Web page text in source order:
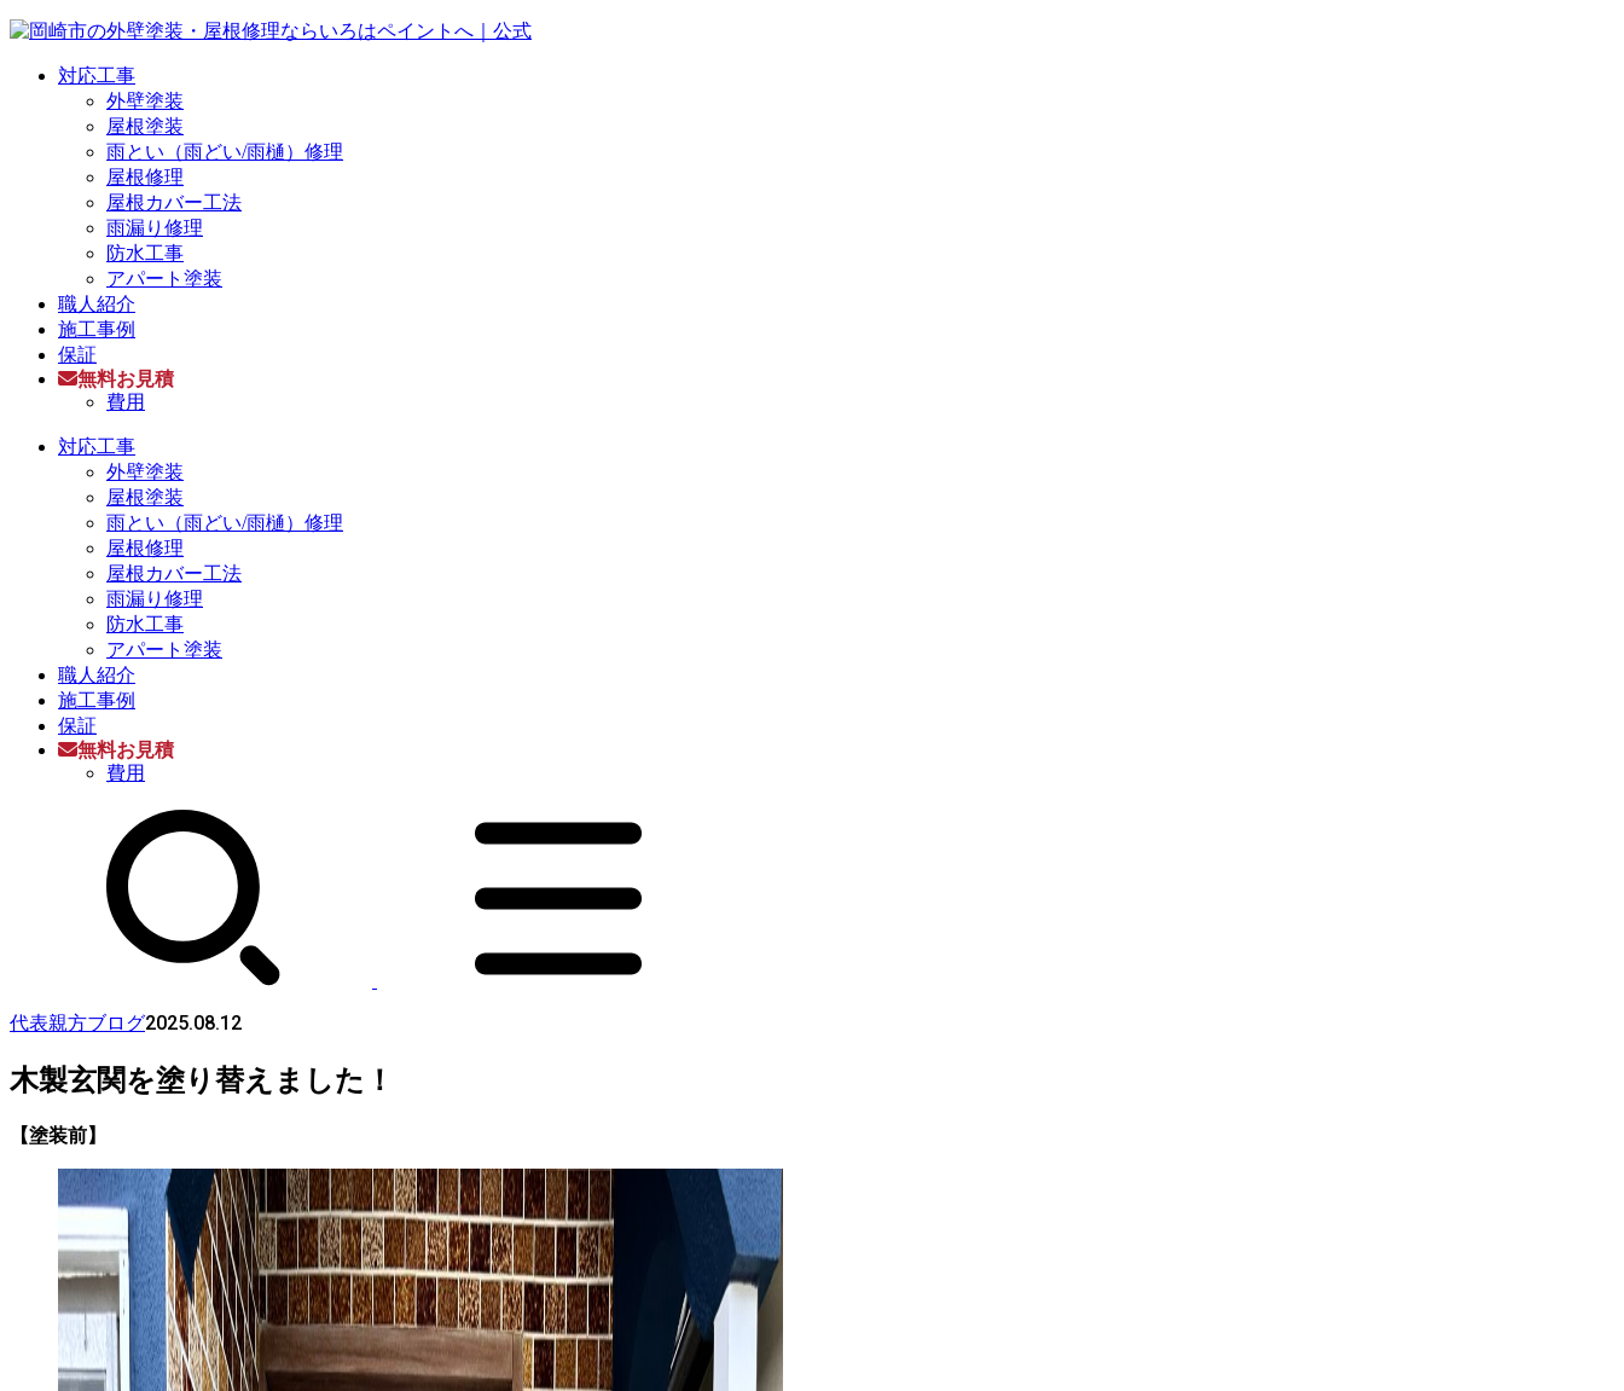
対応工事
外壁塗装
屋根塗装
雨とい（雨どい/雨樋）修理
屋根修理
屋根カバー工法
雨漏り修理
防水工事
アパート塗装
職人紹介
施工事例
保証
無料お見積
費用
対応工事
外壁塗装
屋根塗装
雨とい（雨どい/雨樋）修理
屋根修理
屋根カバー工法
雨漏り修理
防水工事
アパート塗装
職人紹介
施工事例
保証
無料お見積
費用
代表親方ブログ2025.08.12
木製玄関を塗り替えました！
【塗装前】